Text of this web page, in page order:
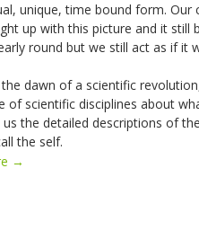
unique, time bound form.
up with this picture and it
round but we still act as if it
dawn of a scientific
of scientific disciplines about
us the detailed descriptions of
the self.
→